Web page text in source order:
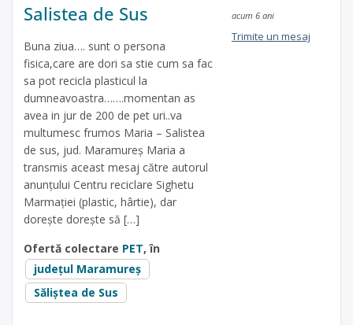
Salistea de Sus
Buna ziua…. sunt o persona
fisica,care are dori sa stie cum sa fac
sa pot recicla plasticul la
dumneavoastra…….momentan as
avea in jur de 200 de pet uri..va
multumesc frumos Maria – Salistea
de sus, jud. Maramureș Maria a
transmis aceast mesaj către autorul
anunțului Centru reciclare Sighetu
Marmației (plastic, hârtie), dar
dorește dorește să […]
Ofertă colectare PET, în
județul Maramureș
Săliştea de Sus
acum 6 ani
Trimite un mesaj